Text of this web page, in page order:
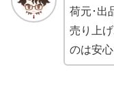
荷元･出
売り上
のは安